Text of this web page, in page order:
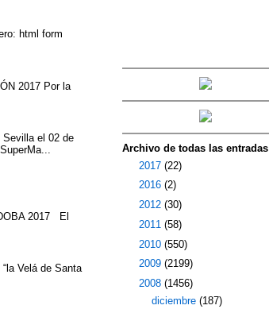
html form
2017 Por la
Sevilla el 02 de
2017 El
Velá de Santa
Archivo de todas las entradas
2017 (22)
2016 (2)
2012 (30)
2011 (58)
2010 (550)
2009 (2199)
2008 (1456)
diciembre (187)